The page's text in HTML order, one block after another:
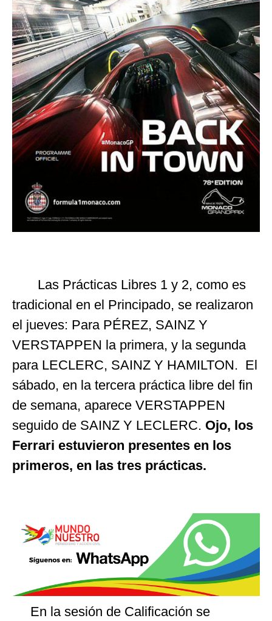
Las Prácticas Libres 1 y 2, como es
tradicional en el Principado, se realizaron
el jueves: Para PÉREZ, SAINZ Y
VERSTAPPEN la primera, y la segunda
para LECLERC, SAINZ Y HAMILTON. El
sábado, en la tercera práctica libre del fin
de semana, aparece VERSTAPPEN
seguido de SAINZ Y LECLERC. Ojo, los
Ferrari estuvieron presentes en los
primeros, en las tres prácticas.
En la sesión de Calificación se